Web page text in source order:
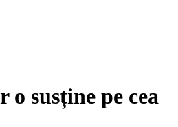
o susține pe cea